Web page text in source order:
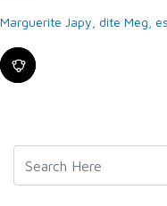
Marguerite Japy, dite Meg,